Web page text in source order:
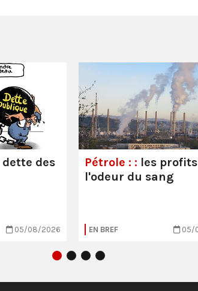
dette des
05/08/2026
Pétrole : : les
l'odeur du sang
EN BREF 05/